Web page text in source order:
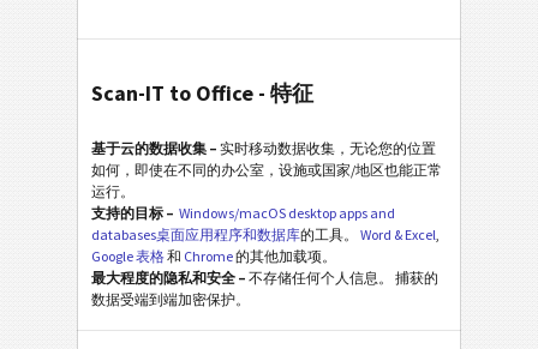
Scan-IT to Office - 特征
基于云的数据收集 – 实时移动数据收集，无论您的位置
如何，即使在不同的办公室，设施或国家/地区也能正常
运行。
支持的目标 – Windows/macOS desktop apps and
databases桌面应用程序和数据库的工具。 Word & Excel
Google 表格和 Chrome的其他加载项。
最大程度的隐私和安全 – 不存储任何个人信息。 捕获的
数据受端到端加密保护。